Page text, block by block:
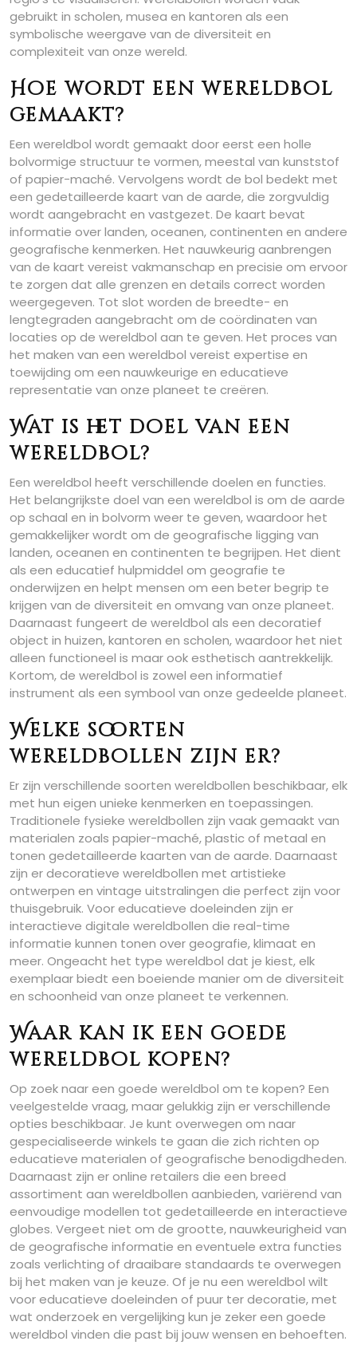
gebruikt in scholen, musea en kantoren als een
symbolische weergave van de diversiteit en
complexiteit van onze wereld.
Hoe wordt een wereldbol
gemaakt?
Een wereldbol wordt gemaakt door eerst een holle
bolvormige structuur te vormen, meestal van kunststof
of papier-maché. Vervolgens wordt de bol bedekt met
een gedetailleerde kaart van de aarde, die zorgvuldig
wordt aangebracht en vastgezet. De kaart bevat
informatie over landen, oceanen, continenten en andere
geografische kenmerken. Het nauwkeurig aanbrengen
van de kaart vereist vakmanschap en precisie om ervoor
te zorgen dat alle grenzen en details correct worden
weergegeven. Tot slot worden de breedte- en
lengtegraden aangebracht om de coördinaten van
locaties op de wereldbol aan te geven. Het proces van
het maken van een wereldbol vereist expertise en
toewijding om een nauwkeurige en educatieve
representatie van onze planeet te creëren.
Wat is het doel van een
wereldbol?
Een wereldbol heeft verschillende doelen en functies.
Het belangrijkste doel van een wereldbol is om de aarde
op schaal en in bolvorm weer te geven, waardoor het
gemakkelijker wordt om de geografische ligging van
landen, oceanen en continenten te begrijpen. Het dient
als een educatief hulpmiddel om geografie te
onderwijzen en helpt mensen om een beter begrip te
krijgen van de diversiteit en omvang van onze planeet.
Daarnaast fungeert de wereldbol als een decoratief
object in huizen, kantoren en scholen, waardoor het niet
alleen functioneel is maar ook esthetisch aantrekkelijk.
Kortom, de wereldbol is zowel een informatief
instrument als een symbool van onze gedeelde planeet.
Welke soorten
wereldbollen zijn er?
Er zijn verschillende soorten wereldbollen beschikbaar, elk
met hun eigen unieke kenmerken en toepassingen.
Traditionele fysieke wereldbollen zijn vaak gemaakt van
materialen zoals papier-maché, plastic of metaal en
tonen gedetailleerde kaarten van de aarde. Daarnaast
zijn er decoratieve wereldbollen met artistieke
ontwerpen en vintage uitstralingen die perfect zijn voor
thuisgebruik. Voor educatieve doeleinden zijn er
interactieve digitale wereldbollen die real-time
informatie kunnen tonen over geografie, klimaat en
meer. Ongeacht het type wereldbol dat je kiest, elk
exemplaar biedt een boeiende manier om de diversiteit
en schoonheid van onze planeet te verkennen.
Waar kan ik een goede
wereldbol kopen?
Op zoek naar een goede wereldbol om te kopen? Een
veelgestelde vraag, maar gelukkig zijn er verschillende
opties beschikbaar. Je kunt overwegen om naar
gespecialiseerde winkels te gaan die zich richten op
educatieve materialen of geografische benodigdheden.
Daarnaast zijn er online retailers die een breed
assortiment aan wereldbollen aanbieden, variërend van
eenvoudige modellen tot gedetailleerde en interactieve
globes. Vergeet niet om de grootte, nauwkeurigheid van
de geografische informatie en eventuele extra functies
zoals verlichting of draaibare standaards te overwegen
bij het maken van je keuze. Of je nu een wereldbol wilt
voor educatieve doeleinden of puur ter decoratie, met
wat onderzoek en vergelijking kun je zeker een goede
wereldbol vinden die past bij jouw wensen en behoeften.